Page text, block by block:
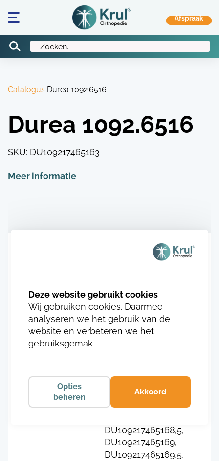
Catalogus Durea 1092.6516
Durea 1092.6516
SKU: DU109217465163
Meer informatie
SKU
DU109217465163,
DU109217465163,5,
DU109217465164,
DU109217465164,5,
DU109217465166,5,
DU109217465167,
DU109217465167,5,
DU109217465168,5,
DU109217465169,
DU109217465169,5,
Wij gebruiken cookies. Daarmee
analyseren we het gebruik van de
website en verbeteren we het
gebruiksgemak.
Opties
beheren
Akkoord